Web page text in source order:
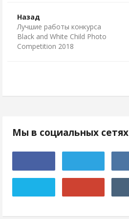
Назад
Лучшие работы конкурса
Black and White Child Photo
Competition 2018
Мы в социальных сетях